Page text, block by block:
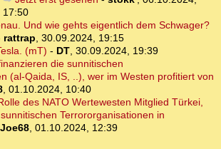
17:50
Und wie gehts eigentlich dem Schwager?
rattrap, 30.09.2024, 19:15
(mT) - DT, 30.09.2024, 19:39
die sunnitischen
(al-Qaida, IS, ..), wer im Westen profitiert von
, 01.10.2024, 10:40
des NATO Wertewesten Mitglied Türkei,
Terrororganisationen in
Joe68, 01.10.2024, 12:39